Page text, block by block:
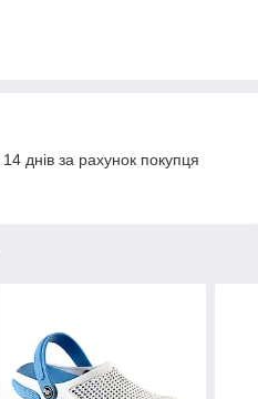
днів за рахунок покупця